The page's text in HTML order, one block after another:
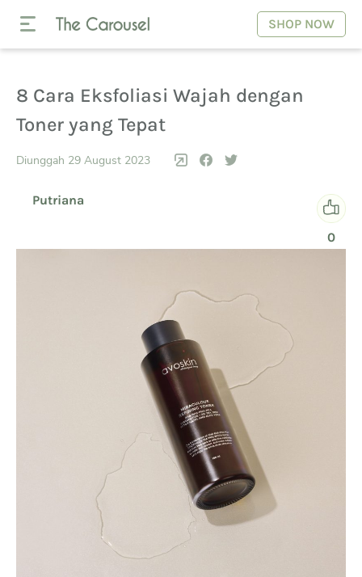
SHOP NOW
8 Cara Eksfoliasi Wajah dengan
Toner yang Tepat
Diunggah 29 August 2023
Putriana
0